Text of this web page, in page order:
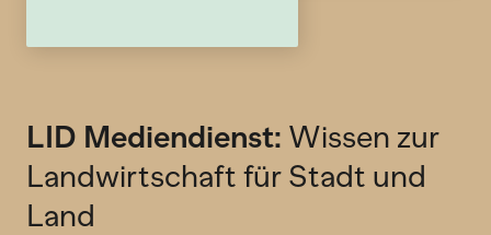
LID Mediendienst: Wissen zur
Landwirtschaft für Stadt und
Land